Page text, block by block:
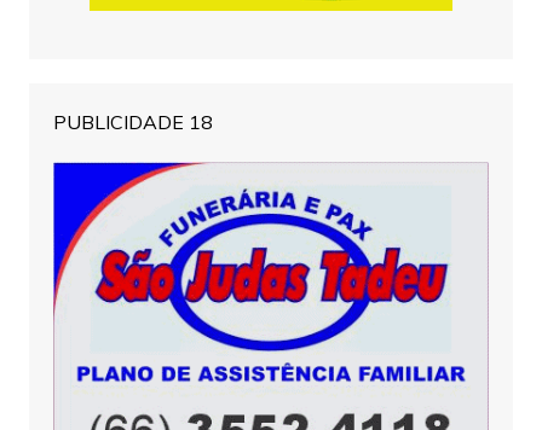
PUBLICIDADE 18